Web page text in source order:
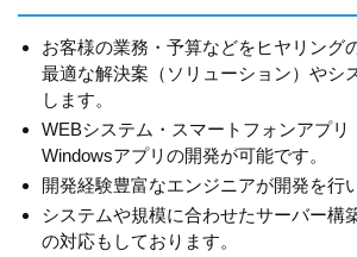
お客様の業務・予算などをヒヤリング
最適な解決案（ソリューション）やシ
します。
WEBシステム・スマートフォンアプリ
Windowsアプリの開発が可能です。
開発経験豊富なエンジニアが開発を行
システムや規模に合わせたサーバー構
の対応もしております。